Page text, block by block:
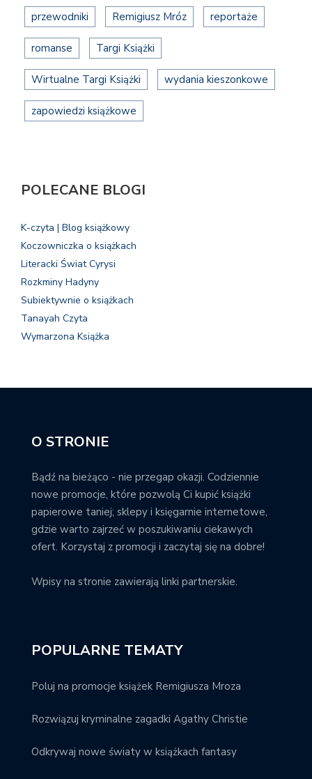
przewodniki Remigiusz Mróz reportaże
romanse Targi Książki
Wirtualne Targi Książki wydania kieszonkowe
zapowiedzi książkowe
POLECANE BLOGI
K-czyta | Blog książkowy
Koczowniczka o książkach
Literacki Świat Cyrysi
Rozkminy Hadyny
Subiektywnie o książkach
Tanayah Czyta
Wymarzona Książka
O STRONIE
Bądź na bieżąco - nie przegap okazji. Codziennie
nowe promocje, które pozwolą Ci kupić książki
papierowe taniej; sklepy i księgarnie internetowe,
gdzie warto zajrzeć w poszukiwaniu ciekawych
ofert. Korzystaj z promocji i zaczytaj się na dobre!
Wpisy na stronie zawierają linki partnerskie.
POPULARNE TEMATY
Poluj na promocje książek Remigiusza Mroza
Rozwiązuj kryminalne zagadki Agathy Christie
Odkrywaj nowe światy w książkach fantasy